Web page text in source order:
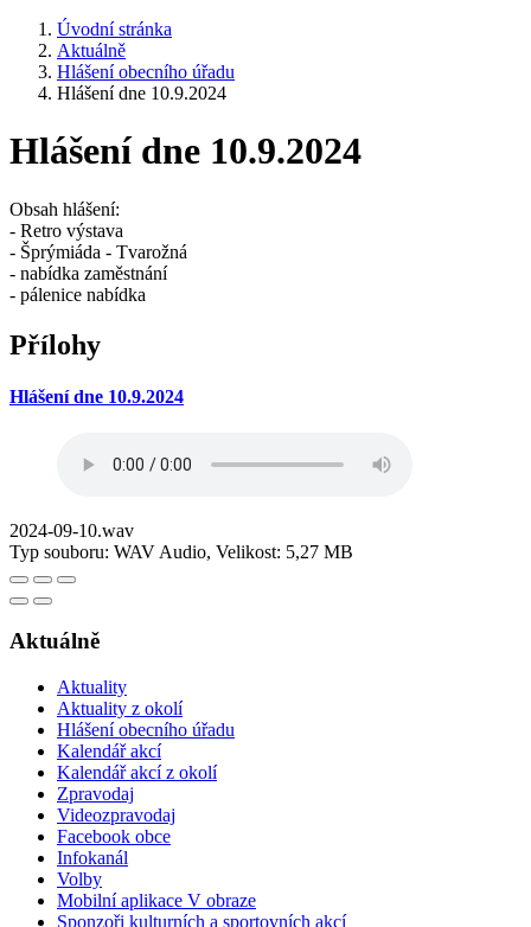
Úvodní stránka
Aktuálně
Hlášení obecního úřadu
Hlášení dne 10.9.2024
Hlášení dne 10.9.2024
Obsah hlášení:
- Retro výstava
- Šprýmiáda - Tvarožná
- nabídka zaměstnání
- pálenice nabídka
Přílohy
Hlášení dne 10.9.2024
2024-09-10.wav
Typ souboru: WAV Audio, Velikost: 5,27 MB
Aktuálně
Aktuality
Aktuality z okolí
Hlášení obecního úřadu
Kalendář akcí
Kalendář akcí z okolí
Zpravodaj
Videozpravodaj
Facebook obce
Infokanál
Volby
Mobilní aplikace V obraze
Sponzoři kulturních a sportovních akcí